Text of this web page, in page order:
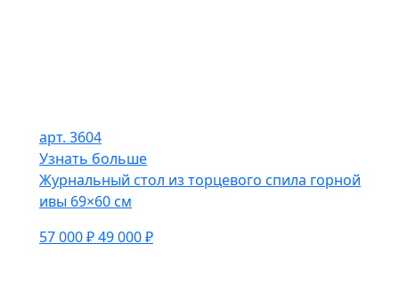
арт. 3604
Узнать больше
Журнальный стол из торцевого спила горной
ивы 69×60 см
57 000 ₽49 000 ₽